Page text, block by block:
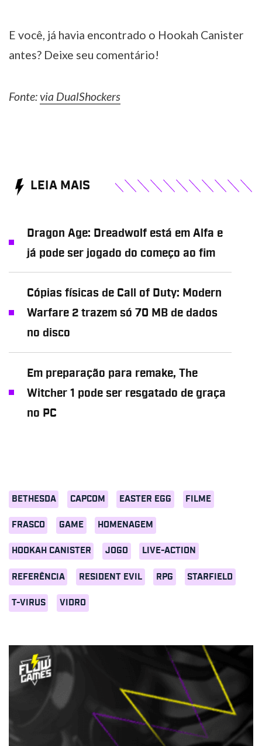
E você, já havia encontrado o Hookah Canister
antes? Deixe seu comentário!
Fonte:via DualShockers
BETHESDA CAPCOM EASTER EGG FILME
FRASCO GAME HOMENAGEM
HOOKAH CANISTER JOGO LIVE-ACTION
REFERÊNCIA RESIDENT EVIL RPG STARFIELD
T-VIRUS VIDRO
LEIA MAIS
Dragon Age: Dreadwolf está em Alfa e
já pode ser jogado do começo ao fim
Cópias físicas de Call of Duty: Modern
Warfare 2 trazem só 70 MB de dados
no disco
Em preparação para remake, The
Witcher 1 pode ser resgatado de graça
no PC